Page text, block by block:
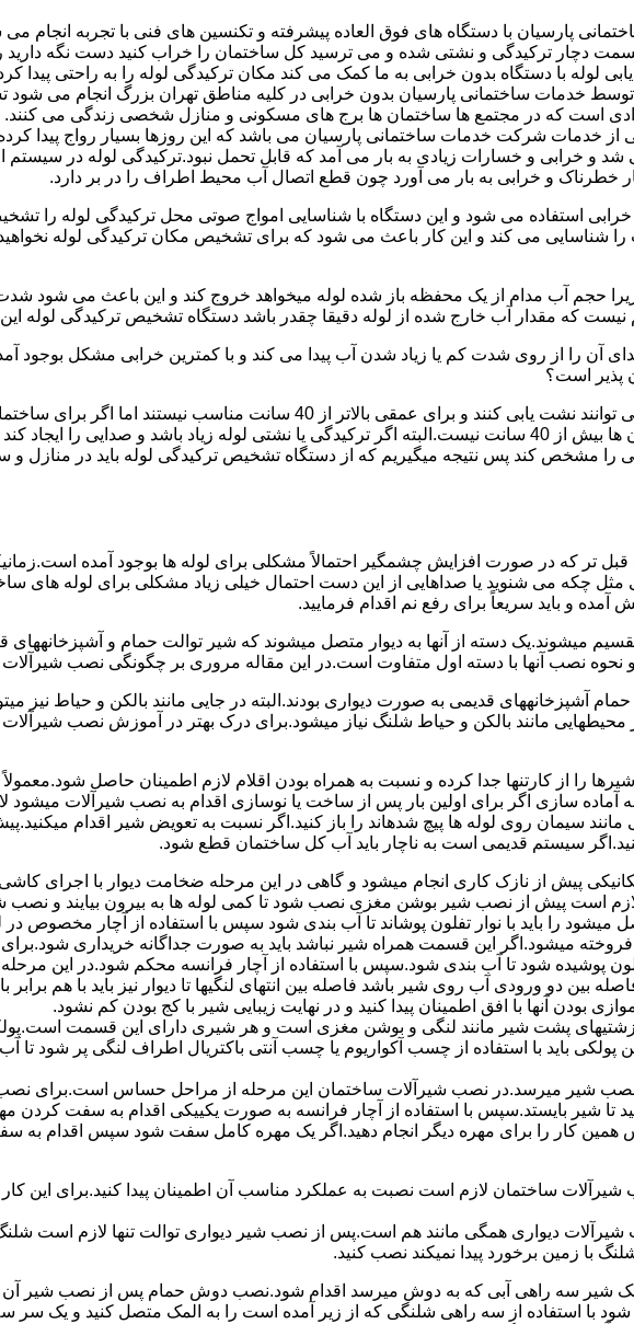
پارسیان با دستگاه های فوق العاده پیشرفته و تکنسین های فنی با تجربه انجام می
قسمت دچار ترکیدگی و نشتی شده و می ترسید کل ساختمان را خراب کنید دست نگه دارید
با دستگاه بدون خرابی به ما کمک می کند مکان ترکیدگی لوله را به راحتی پیدا
خدمات ساختمانی پارسیان بدون خرابی در کلیه مناطق تهران بزرگ انجام می
است که در مجتمع ها ساختمان ها برج های مسکونی و منازل شخصی زندگی می کنند.
از خدمات شرکت خدمات ساختمانی پارسیان می باشد که این روزها بسیار رواج پیدا
خرابی و خسارات زیادی به بار می آمد که قابل تحمل نبود.ترکیدگی لوله در سیستم
خطرناک و خرابی به بار می آورد چون قطع اتصال آب محیط اطراف را در بر دارد.
استفاده می شود و این دستگاه با شناسایی امواج صوتی محل ترکیدگی لوله را
را شناسایی می کند و این کار باعث می شود که برای تشخیص مکان ترکیدگی لوله
حجم آب مدام از یک محفظه باز شده لوله میخواهد خروج کند و این باعث می شود
نیست که مقدار آب خارج شده از لوله دقیقا چقدر باشد دستگاه تشخیص ترکیدگی لوله
آن را از روی شدت کم یا زیاد شدن آب پیدا می کند و با کمترین خرابی مشکل بوجود
پذیر است؟
دستگاه های نشت یابی لوله صوتی تا عمق 40 سانتی متری را می توانند نشت یابی کنند و
مشخص کند پس نتیجه میگیریم که از دستگاه تشخیص ترکیدگی لوله باید در منازل و
تر که در صورت افزایش چشمگیر احتمالاً مشکلی برای لوله ها بوجود آمده
می شنوید یا صداهایی از این دست احتمال خیلی زیاد مشکلی برای لوله های
و باید سریعاً برای رفع نم اقدام فرمایید.
میشوند.یک دسته از آنها به دیوار متصل میشوند که شیر توالت حمام و
نصب آنها با دسته اول متفاوت است.در این مقاله مروری بر چگونگی نصب شیرآلات
قدیمی به صورت دیواری بودند.البته در جایی مانند بالکن و حیاط نیز
مانند بالکن و حیاط شلنگ نیاز میشود.برای درک بهتر در آموزش نصب شیرآلات
را از کارتنها جدا کرده و نسبت به همراه بودن اقلام لازم اطمینان حاصل
سازی اگر برای اولین بار پس از ساخت یا نوسازی اقدام به نصب شیرآلات میشود
سیمان روی لوله ها پیچ شدهاند را باز کنید.اگر نسبت به تعویض شیر اقدام
سیستم قدیمی است به ناچار باید آب کل ساختمان قطع شود.
پیش از نازک کاری انجام میشود و گاهی در این مرحله ضخامت دیوار با اجرای
است پیش از نصب شیر بوشن مغزی نصب شود تا کمی لوله ها به بیرون بیایند و نصب
را باید با نوار تفلون پوشاند تا آب بندی شود سپس با استفاده از آچار مخصوص
میشود.اگر این قسمت همراه شیر نباشد باید به صورت جداگانه خریداری
پوشیده شود تا آب بندی شود.سپس با استفاده از آچار فرانسه محکم شود.در این
بین دو ورودی آب روی شیر باشد فاصله بین انتهای لنگیها تا دیوار نیز باید با هم برابر
بودن آنها با افق اطمینان پیدا کنید و در نهایت زیبایی شیر با کج بودن کم نشود.
پشت شیر مانند لنگی و بوشن مغزی است و هر شیری دارای این قسمت
پولکی باید با استفاده از چسب آکواریوم یا چسب آنتی باکتریال اطراف لنگی پر شود
شیر میرسد.در نصب شیرآلات ساختمان این مرحله از مراحل حساس است.برای نصب
تا شیر بایستد.سپس با استفاده از آچار فرانسه به صورت یکییکی اقدام به سفت
همین کار را برای مهره دیگر انجام دهید.اگر یک مهره کامل سفت شود سپس اقدام
ساختمان لازم است نصبت به عملکرد مناسب آن اطمینان پیدا کنید.برای این کار
شیرآلات دیواری همگی مانند هم است.پس از نصب شیر دیواری توالت تنها لازم است
با زمین برخورد پیدا نمیکند نصب کنید.
شیر سه راهی آبی که به دوش میرسد اقدام شود.نصب دوش حمام پس از نصب شیر آن
با استفاده از سه راهی شلنگی که از زیر آمده است را به المک متصل کنید و یک